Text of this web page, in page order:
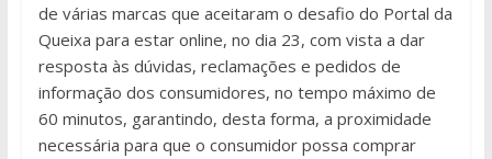
de várias marcas que aceitaram o desafio do Portal da
Queixa para estar online, no dia 23, com vista a dar
resposta às dúvidas, reclamações e pedidos de
informação dos consumidores, no tempo máximo de
60 minutos, garantindo, desta forma, a proximidade
necessária para que o consumidor possa comprar